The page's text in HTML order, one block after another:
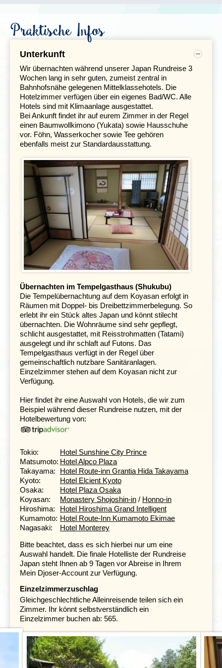
Mit dem Bus fahren wir von Tokio nachMatsumoto, der
Stadt der Kunst und Musik. Unterwegs habt ihr bei
gutem Wetter eine schöne Aussicht auf den heiligen
Berg Fuji, den höchsten Berg Japans. Die Burg
Jahrhundert in den Japanischen Alpen erbaut. Diese
prächtige Burg ist der Höhepunkt des Städtchens und
wurde heute zu einem Museum umfunktioniert - vom
obersten Stockwerk habt ihr auch eine prächtige
Aussicht über die bergige Idylle, in die sich Matsumoto
einschmiegt.
Am nächsten Tag reisen wir weiter durch die
Japanischen Alpen in das pittoreske Örtchen
Durch seine isolierte Lage im Tal der Alpen hat dieses
Dorf seinen ursprünglichen Charme bewahren können.
Ihr trefft hier auf viele traditionelle Holzhäuschen mit
Schiebetüren und -wänden, die in den heißen und
schwülen Sommern für Abkühlung sorgen. In der
oder auch Miso zu probieren. Im Freiluftmuseum Hida
no Sato sind Häuser aus dem historischen Japans
ausgestellt. In der Umgebung von Takayama kann man
wunderbar spazieren gehen oder auch in heißen Quellen
(Onsen
) baden. Ihr werdet deutlich den starken Kontrast
zwischen den Millionenstädten und den ländlichen
Gebieten Japans spüren.
Das kulturelle Zentrum Japans: Kyoto,
Japans alte Hauptstadt
Tag 8 Takayama - Kyoto
Tag 9 Kyoto
Tag 11 Kyoto
Praktische Infos
Unterkunft
Wir übernachten während unserer Japan Rundreise 3
Wochen lang in sehr guten, zumeist zentral in
Bahnhofsnähe gelegenen Mittelklassehotels. Die
Hotelzimmer verfügen über ein eigenes Bad/WC. Alle
Hotels sind mit Klimaanlage ausgestattet.
Bei Ankunft findet ihr auf eurem Zimmer in der Regel
einen Baumwollkimono (Yukata) sowie Hausschuhe
vor. Föhn, Wasserkocher sowie Tee gehören
ebenfalls meist zur Standardausstattung.
Übernachten im Tempelgasthaus (Shukubu)
Die Tempelübernachtung auf dem Koyasan erfolgt in
Räumen mit Doppel- bis Dreibettzimmerbelegung. So
erlebt ihr ein Stück altes Japan und könnt stilecht
übernachten. Die Wohnräume sind sehr gepflegt,
schlicht ausgestattet, mit Reisstrohmatten (Tatami)
ausgelegt und ihr schlaft auf Futons. Das
Tempelgasthaus verfügt in der Regel über
gemeinschaftlich nutzbare Sanitäranlagen.
Einzelzimmer stehen auf dem Koyasan nicht zur
Verfügung.
Hier findet ihr eine Auswahl von Hotels, die wir zum
Beispiel während dieser Rundreise nutzen, mit der
Hotelbewertung von:
Tokio:
Hotel Sunshine City Prince
Matsumoto: Hotel Alpco Plaza
Takayama:
Hotel Route-inn Grantia Hida Takayama
Kyoto:
Hotel Elcient Kyoto
Osaka:
Hotel Plaza Osaka
Koyasan:
Monastery Shojoshin-in / Honno-in
Hiroshima:
Hotel Hiroshima Grand Intelligent
Kumamoto: Hotel Route-Inn Kumamoto Ekimae
Nagasaki:
Hotel Monterey
Bitte beachtet, dass es sich hierbei nur um eine
Auswahl handelt. Die finale Hotelliste der Rundreise
Japan steht Ihnen ab 9 Tagen vor Abreise in Ihrem
Mein Djoser-Account zur Verfügung.
Einzelzimmerzuschlag
Gleichgeschlechtliche Alleinreisende teilen sich ein
Zimmer. Ihr könnt selbstverständlich ein
Einzelzimmer buchen ab: 565.